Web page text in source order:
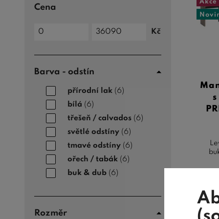
Cena
Cena
Cena
do
Kč
Barva - odstín
přírodní lak (6)
bílá (6)
třešeň / calvados (6)
světlé odstíny (6)
tmavé odstíny (6)
ořech / tabák (6)
buk & dub (6)
Rozměr
Akce